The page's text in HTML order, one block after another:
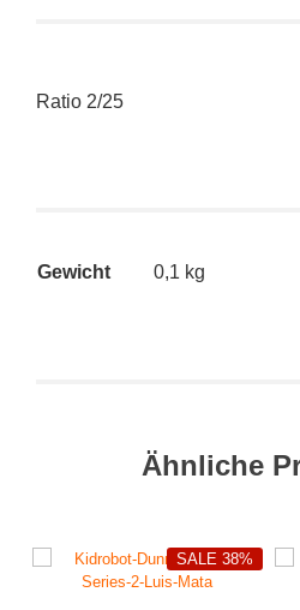
Ratio 2/25
Gewicht 0,1 kg
Ähnliche
SALE 38%